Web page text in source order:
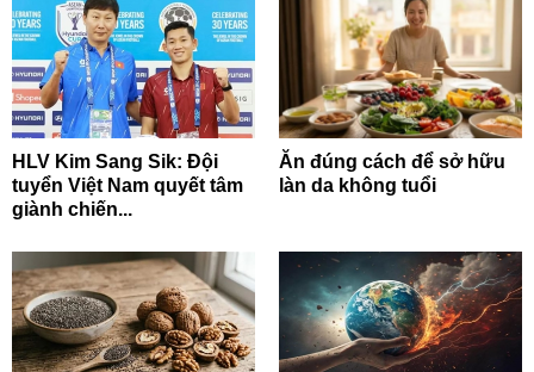
HLV Kim Sang Sik: Đội
tuyển Việt Nam quyết tâm
giành chiến...
Ăn đúng cách để sở hữu
làn da không tuổi